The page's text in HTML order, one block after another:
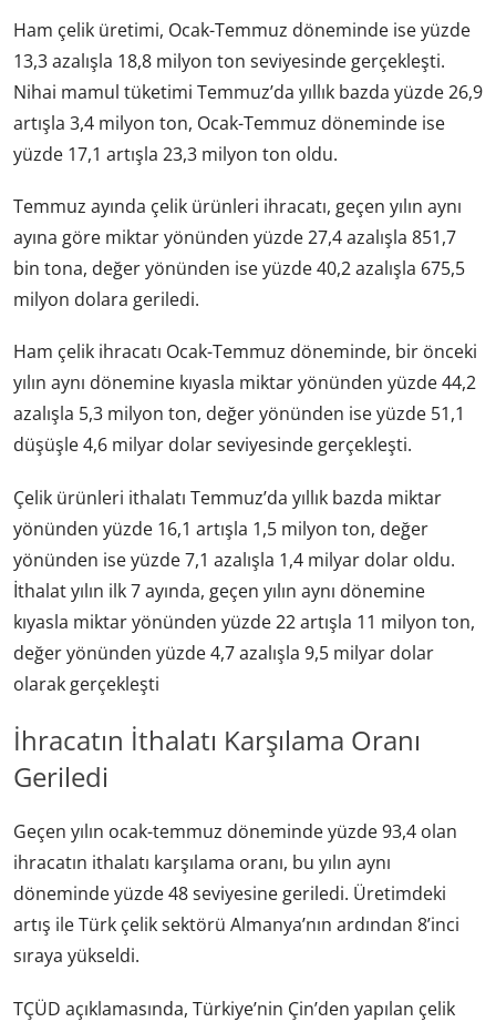
Ham çelik üretimi, Ocak-Temmuz döneminde ise yüzde
13,3 azalışla 18,8 milyon ton seviyesinde gerçekleşti.
Nihai mamul tüketimi Temmuz’da yıllık bazda yüzde 26,9
artışla 3,4 milyon ton, Ocak-Temmuz döneminde ise
yüzde 17,1 artışla 23,3 milyon ton oldu.
Temmuz ayında çelik ürünleri ihracatı, geçen yılın aynı
ayına göre miktar yönünden yüzde 27,4 azalışla 851,7
bin tona, değer yönünden ise yüzde 40,2 azalışla 675,5
milyon dolara geriledi.
Ham çelik ihracatı Ocak-Temmuz döneminde, bir önceki
yılın aynı dönemine kıyasla miktar yönünden yüzde 44,2
azalışla 5,3 milyon ton, değer yönünden ise yüzde 51,1
düşüşle 4,6 milyar dolar seviyesinde gerçekleşti.
Çelik ürünleri ithalatı Temmuz’da yıllık bazda miktar
yönünden yüzde 16,1 artışla 1,5 milyon ton, değer
yönünden ise yüzde 7,1 azalışla 1,4 milyar dolar oldu.
İthalat yılın ilk 7 ayında, geçen yılın aynı dönemine
kıyasla miktar yönünden yüzde 22 artışla 11 milyon ton,
değer yönünden yüzde 4,7 azalışla 9,5 milyar dolar
olarak gerçekleşti
İhracatın İthalatı Karşılama Oranı
Geriledi
Geçen yılın ocak-temmuz döneminde yüzde 93,4 olan
ihracatın ithalatı karşılama oranı, bu yılın aynı
döneminde yüzde 48 seviyesine geriledi. Üretimdeki
artış ile Türk çelik sektörü Almanya’nın ardından 8’inci
sıraya yükseldi.
TÇÜD açıklamasında, Türkiye’nin Çin’den yapılan çelik